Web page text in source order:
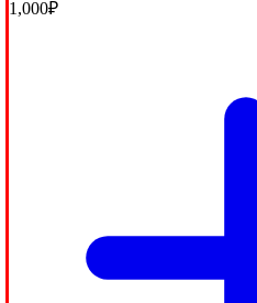
1,000₽